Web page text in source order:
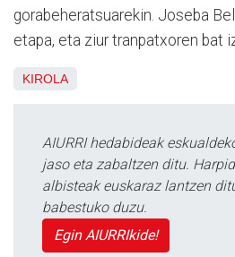
gorabeheratsuarekin. Joseba
etapa, eta ziur tranpatxoren bat
KIROLA
AIURRI hedabideak
jaso eta zabaltzen ditu.
albisteak euskaraz lantzen
babestuko duzu.
Egin AIURRIkide!